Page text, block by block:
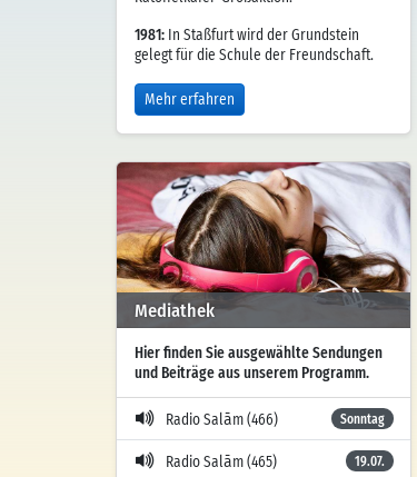
1981: In Staßfurt wird der Grundstein
gelegt für die Schule der Freundschaft.
Mehr erfahren
Mediathek
Hier finden Sie ausgewählte Sendungen
und Beiträge aus unserem Programm.
Radio Salām (466) Sonntag
Radio Salām (465) 19.07.